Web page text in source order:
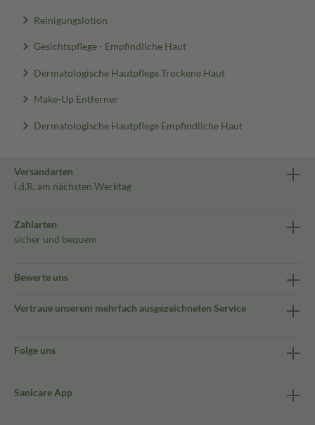
Reinigungslotion
Gesichtspflege - Empfindliche Haut
Dermatologische Hautpflege Trockene Haut
Make-Up Entferner
Dermatologische Hautpflege Empfindliche Haut
Versandarten
i.d.R. am nächsten Werktag
Zahlarten
sicher und bequem
Bewerte uns
Vertraue unserem mehrfach ausgezeichneten Service
Folge uns
Sanicare App